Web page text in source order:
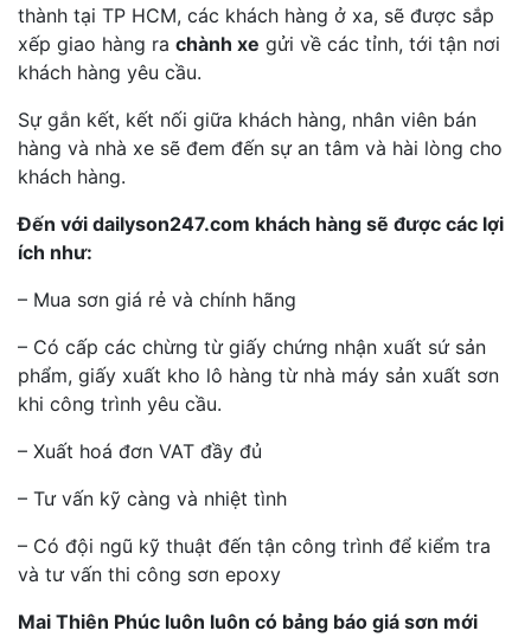
thành tại TP HCM, các khách hàng ở xa, sẽ được sắp
xếp giao hàng ra chành xe gửi về các tỉnh, tới tận nơi
khách hàng yêu cầu.
Sự gắn kết, kết nối giữa khách hàng, nhân viên bán
hàng và nhà xe sẽ đem đến sự an tâm và hài lòng cho
khách hàng.
Đến với dailyson247.com khách hàng sẽ được các lợi
ích như:
– Mua sơn giá rẻ và chính hãng
– Có cấp các chừng từ giấy chứng nhận xuất sứ sản
phẩm, giấy xuất kho lô hàng từ nhà máy sản xuất sơn
khi công trình yêu cầu.
– Xuất hoá đơn VAT đầy đủ
– Tư vấn kỹ càng và nhiệt tình
– Có đội ngũ kỹ thuật đến tận công trình để kiểm tra
và tư vấn thi công sơn epoxy
Mai Thiên Phúc luôn luôn có bảng báo giá sơn mới